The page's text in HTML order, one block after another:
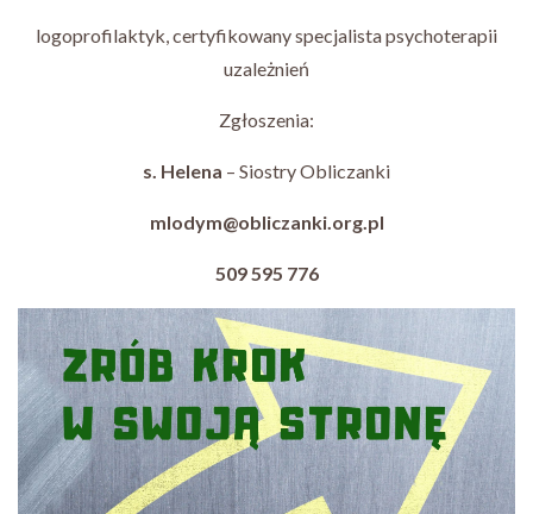
logoprofilaktyk, certyfikowany specjalista psychoterapii
uzależnień
Zgłoszenia:
s. Helena – Siostry Obliczanki
mlodym@obliczanki.org.pl
509 595 776